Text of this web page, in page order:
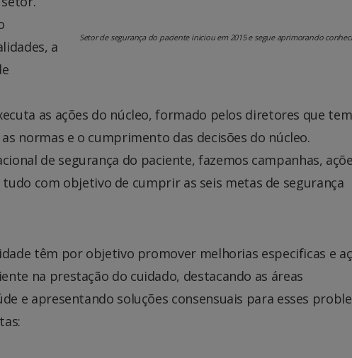
Setor de segurança do paciente iniciou em 2015 e segue aprimorando
a
as ações do núcleo, formado pelos diretores que tem
normas e o cumprimento das decisões do núcleo.
de segurança do paciente, fazemos campanhas,
com objetivo de cumprir as seis metas de segurança
têm por objetivo promover melhorias especificas e
na prestação do cuidado, destacando as áreas
e apresentando soluções consensuais para esses